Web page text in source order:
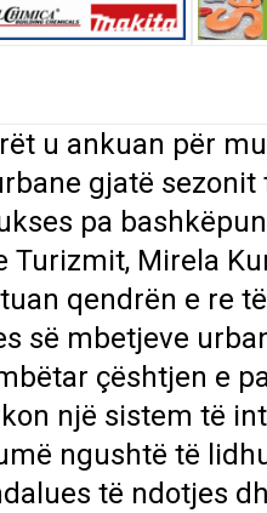
u ankuan për
gjatë
pa
Mirela
qendrën e re
së mbetjeve
çështjen e
një sistem të
ngushtë të
të ndotjes